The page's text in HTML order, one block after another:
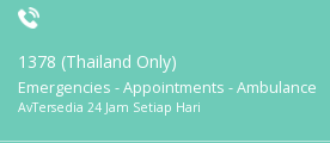
1378 (Thailand Only)
Emergencies - Appointments - Ambulance
AvTersedia 24 Jam Setiap Hari